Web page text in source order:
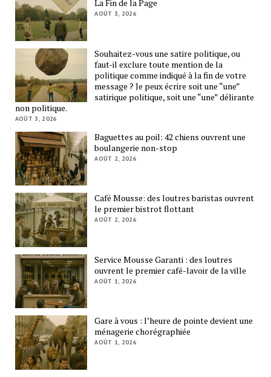
La Fin de la Page
AOÛT 3, 2026
Souhaitez-vous une satire politique, ou
faut-il exclure toute mention de la
politique comme indiqué à la fin de votre
message ? Je peux écrire soit une “une”
satirique politique, soit une “une” délirante
non politique.
AOÛT 3, 2026
Baguettes au poil: 42 chiens ouvrent une
boulangerie non-stop
AOÛT 2, 2026
Café Mousse: des loutres baristas ouvrent
le premier bistrot flottant
AOÛT 2, 2026
Service Mousse Garanti : des loutres
ouvrent le premier café-lavoir de la ville
AOÛT 1, 2026
Gare à vous : l’heure de pointe devient une
ménagerie chorégraphiée
AOÛT 1, 2026